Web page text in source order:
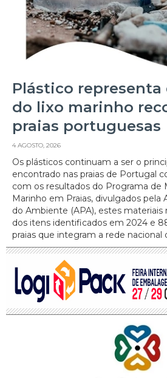
Plástico representa
do lixo marinho
praias portuguesas
4 AGOSTO, 2026
Os plásticos continuam a ser o
encontrado nas praias de Portugal
com os resultados do Programa de
Marinho em Praias, divulgados pela
do Ambiente (APA), estes materiais
dos itens identificados em 2024 e
praias que integram a rede nacional